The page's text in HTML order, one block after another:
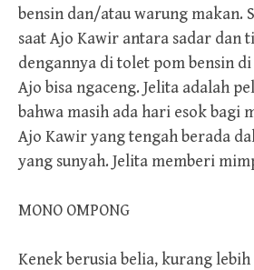
bensin dan/atau warung makan.
saat Ajo Kawir antara sadar dan
dengannya di tolet pom bensin
Ajo bisa ngaceng. Jelita adalah
bahwa masih ada hari esok bagi
Ajo Kawir yang tengah berada
yang sunyah. Jelita memberi
MONO OMPONG
Kenek berusia belia, kurang lebih